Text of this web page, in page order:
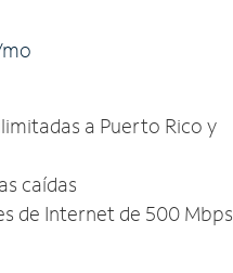
o
a Puerto Rico y
caídas
de Internet de 500 Mbps